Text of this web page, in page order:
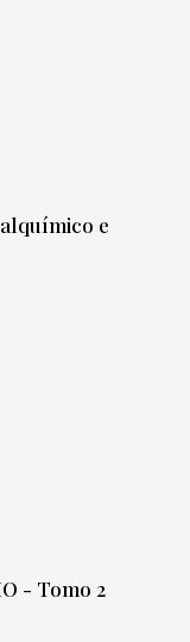
e
- Tomo 2